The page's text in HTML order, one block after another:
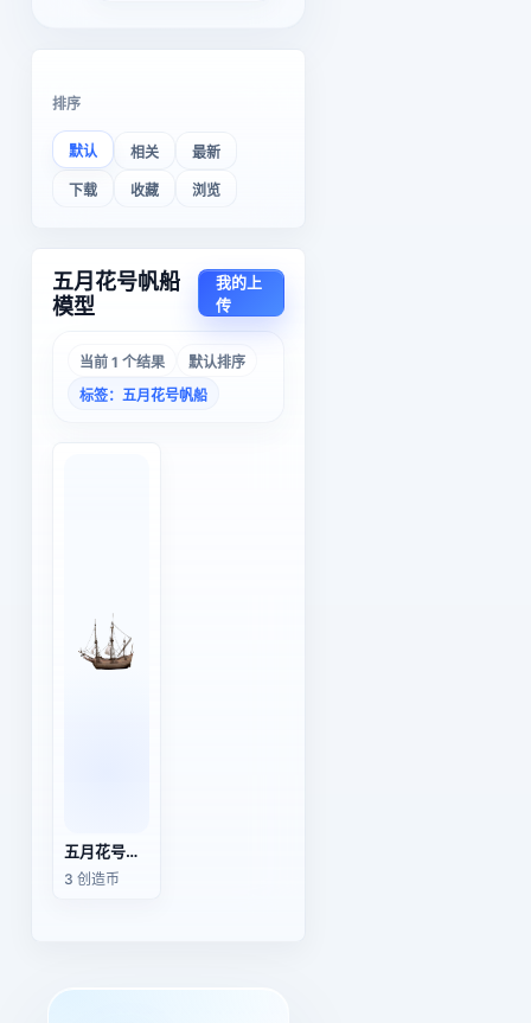
排序
默认 相关 最新
下载 收藏 浏览
五月花号帆船
模型
我的上
传
当前 1 个结果
默认排序
标签：五月花号帆船
五月花号帆船
3 创造币